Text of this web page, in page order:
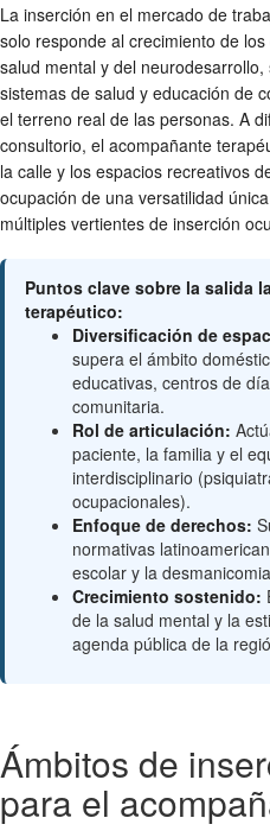
La inserción en el mercado de
solo responde al crecimiento de
salud mental y del
sistemas de salud y educación de
el terreno real de las personas. A
consultorio, el acompañante
la calle y los espacios recreativos
ocupación de una versatilidad
múltiples vertientes de inserción
Puntos clave sobre la salida
terapéutico:
Diversificación de
supera el ámbito
educativas, centros de
comunitaria.
Rol de articulación:
paciente, la familia y el
interdisciplinario
ocupacionales).
Enfoque de derechos:
normativas
escolar y la
Crecimiento sostenido:
de la salud mental y la
agenda pública de la
Ámbitos de
para el